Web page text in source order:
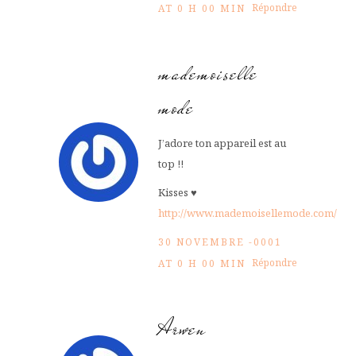
AT 0 H 00 MIN Répondre
mademoiselle
mode
J’adore ton appareil est au
top !!
Kisses ♥
http://www.mademoisellemode.com/
30 NOVEMBRE -0001
AT 0 H 00 MIN Répondre
Arwen